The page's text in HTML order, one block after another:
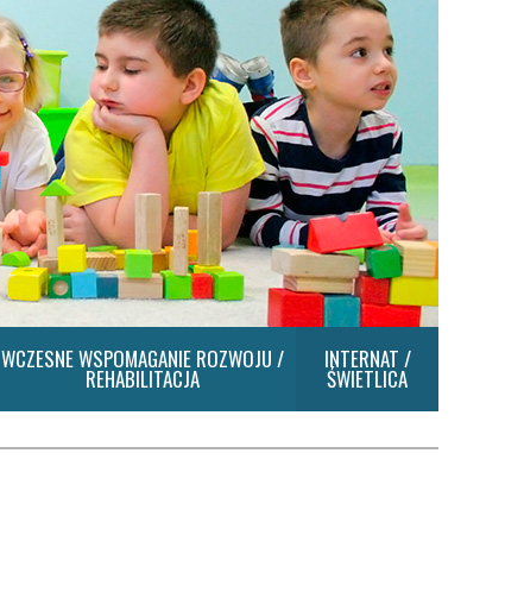
WCZESNE WSPOMAGANIE ROZWOJU /
REHABILITACJA
INTERNAT /
ŚWIETLICA